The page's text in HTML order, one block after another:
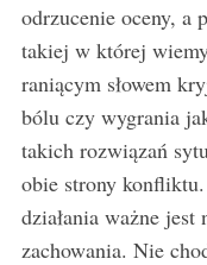
odrzucenie oceny, a
takiej w której
raniącym słowem
bólu czy wygrania
takich rozwiązań
obie strony
działania ważne
zachowania. Nie
S
e
a
c
h
f
o